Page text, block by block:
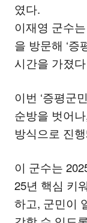
였다.
이재영 군수
을 방문해 ‘증
시간을 가졌다
이번 ‘증평군
순방을 벗어
방식으로 진
이 군수는
25년 핵심 키
하고, 군민이